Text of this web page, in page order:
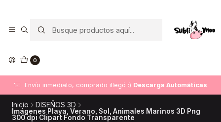
0
Envío inmediato, comprado illegó :) Descarga Automáticas
Inicio
DISEÑOS 3D
Imágenes Playa, Verano, Sol, Animales Marinos 3D Png
300 dpi Clipart Fondo Transparente